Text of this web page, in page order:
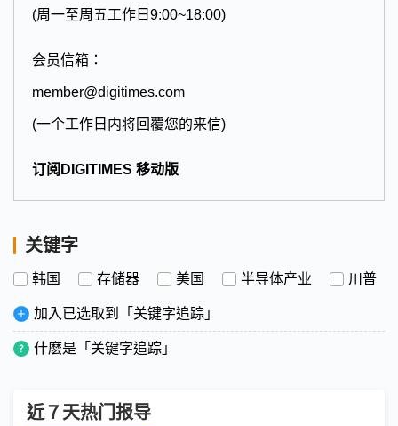
(周一至周五工作日9:00~18:00)
会员信箱：
member@digitimes.com
(一个工作日内将回覆您的来信)
订阅DIGITIMES 移动版
关键字
韩国 存储器 美国 半导体产业 川普
加入已选取到「关键字追踪」
什麽是「关键字追踪」
近７天热门报导